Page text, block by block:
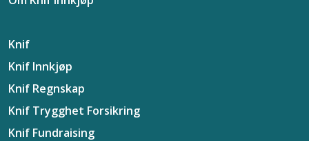
Knif
Knif Innkjøp
Knif Regnskap
Knif Trygghet Forsikring
Knif Fundraising